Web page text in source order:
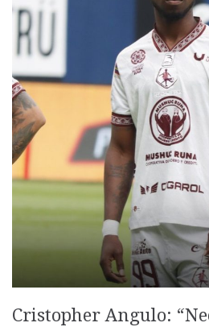
Cristopher Angulo: